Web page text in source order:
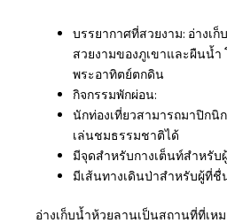
บรรยากาศที่สวยงาม: อ่างเ
สวยงามของภูเขาและผืนน้ำ
พระอาทิตย์ตกดิน
กิจกรรมพักผ่อน:
นักท่องเที่ยวสามารถมาปิกนิ
เล่นชมธรรมชาติได้
มีจุดสำหรับกางเต็นท์สำหรับ
มีเส้นทางเดินป่าสำหรับผู้ที่ชื่
อ่างเก็บน้ำห้วยลานเป็นสถานที่ที่เห